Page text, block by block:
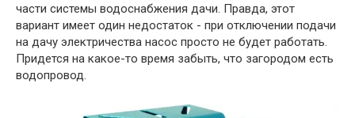
части системы водоснабжения дачи. Правда, этот
вариант имеет один недостаток - при отключении подачи
на дачу электричества насос просто не будет работать.
Придется на какое-то время забыть, что загородом есть
водопровод.